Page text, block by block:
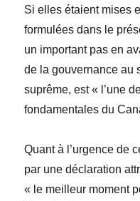
Si elles étaient mises
formulées dans le
un important pas en
de la gouvernance au
suprême, est « l’une
fondamentales du
Quant à l’urgence de
par une déclaration
« le meilleur moment